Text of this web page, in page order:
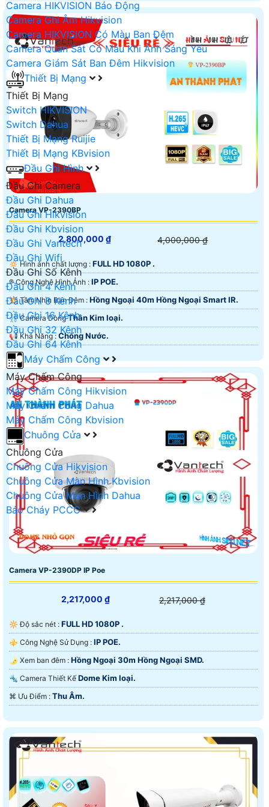
Camera HIKVISION Báo Động
Camera Ghi Âm Hikvision
Camera HIKVISION Có Màu Ban Đêm
Camera Quan Sát Có Màu Khi Ánh Sáng Yếu
Camera Giám Sát Ban Đêm Hikvision
Thiết Bị Mạng
Thiết Bị Mạng
Switch HIKVISION
Switch Dahua
Thiết Bị Mạng Ruijie
Thiết Bị Mạng KBvision
Đầu Ghi Hình
Đầu Ghi Camera
Đầu Ghi Dahua
Đầu Ghi Hikvision
Đầu Ghi Kbvision
Đầu Ghi Vantech
Đầu Ghi Wifi
Đầu Ghi Số Kênh
Đầu Ghi 4 Kênh
Đầu Ghi 8 Kênh
Đầu Ghi 16 Kênh
Đầu Ghi 32 Kênh
Đầu Ghi 64 Kênh
Máy Chấm Công
Máy Chấm Công
Máy Chấm Công Hikvision
Máy Chấm Công Dahua
Máy Chấm Công Kbvision
Chuông Cửa
Chuông Cửa
Chuông Cửa Hikvision
Chuông Cửa Màn Hình Kbvision
Chuông Cửa Màn Hình Dahua
Báo Cháy PCCC
Camera VP-2390BP
2,800,000 ₫ 4,000,000 ₫
🔅 Hình ảnh chất lượng : FULL HD 1080P .
®️ Công Nghệ Hình Ảnh : IP POE.
💥 Tầm Nhìn Ban Đêm : Hồng Ngoại 40m Hồng Ngoại Smart IR.
⛓ Camera DòngThân Kim loại.
️📢 Khả Năng : Chống Nước.
Camera VP-2390DP IP Poe
2,217,000 ₫ 2,217,000 ₫
🔆 Độ sắc nét : FULL HD 1080P .
⚜️ Công Nghệ Sử Dụng : IP POE.
🌛 Xem ban đêm : Hồng Ngoại 30m Hồng Ngoại SMD.
🔩 Camera Thiết Kế Dome Kim loại.
️⌘ Ưu Điểm : Thu Âm.